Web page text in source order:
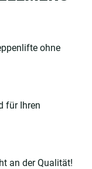
ohne
für Ihren
an der Qualität!